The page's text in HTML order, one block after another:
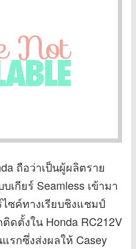
ถือว่าเป็นผู้ผลิตราย
กียร์ Seamless เข้ามา
ซค์ทางเรียบชิงแชมป์
ดตั้งใน Honda RC212V
รกซึ่งส่งผลให้ Casey